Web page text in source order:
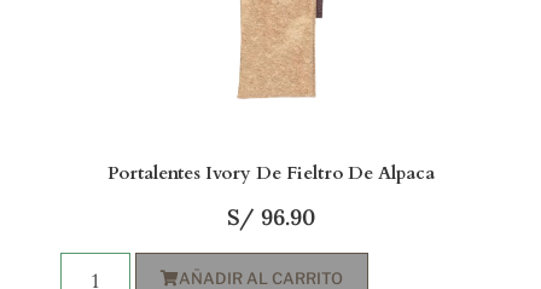
Portalentes Ivory De Fieltro De Alpaca
S/ 96.90
AÑADIR AL CARRITO